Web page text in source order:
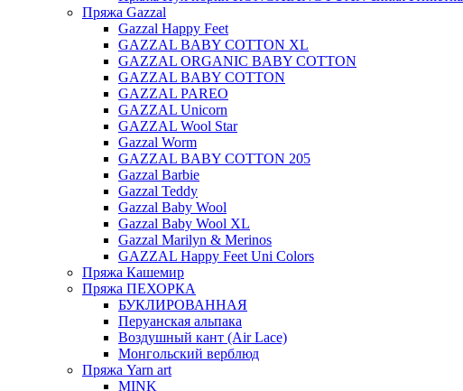
Пряжа Gazzal
Gazzal Happy Feet
GAZZAL BABY COTTON XL
GAZZAL ORGANIC BABY COTTON
GAZZAL BABY COTTON
GAZZAL PAREO
GAZZAL Unicorn
GAZZAL Wool Star
Gazzal Worm
GAZZAL BABY COTTON 205
Gazzal Barbie
Gazzal Teddy
Gazzal Baby Wool
Gazzal Baby Wool XL
Gazzal Marilyn & Merinos
GAZZAL Happy Feet Uni Colors
Пряжа Кашемир
Пряжа ПЕХОРКА
БУКЛИРОВАННАЯ
Перуанская альпака
Воздушный кант (Air Lace)
Монгольский верблюд
Пряжа Yarn art
MINK